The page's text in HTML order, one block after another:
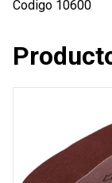
Codigo 10600